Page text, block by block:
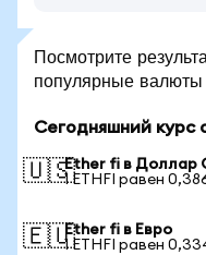
Посмотрите
популярные валюты
Сегодняшний курс
🇺🇸Ether fi в
1 ETHFI равен
🇪🇺Ether fi в Евро
1 ETHFI равен